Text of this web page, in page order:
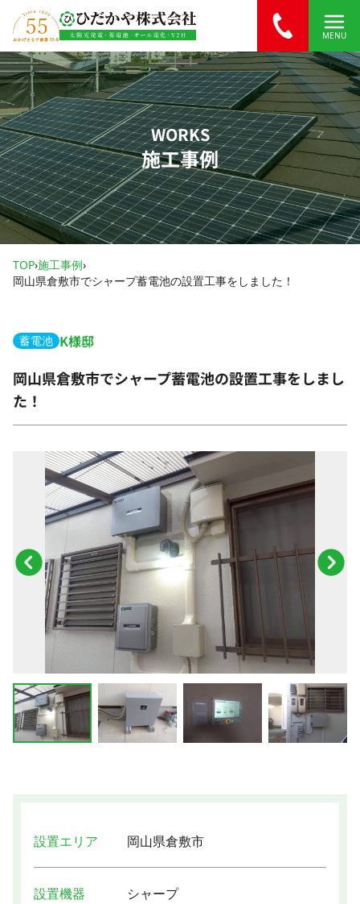
内容をスキップ
MENU
WORKS
施工事例
TOP›施工事例›
岡山県倉敷市でシャープ蓄電池の設置工事をしました！
蓄電池 K様邸
岡山県倉敷市でシャープ蓄電池の設置工事をしまし
た！
設置エリア 岡山県倉敷市
設置機器 シャープ